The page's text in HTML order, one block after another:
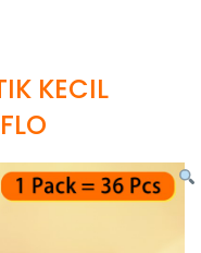
KECIL